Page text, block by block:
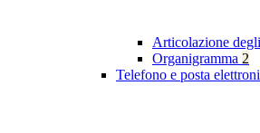
Articolazione
Organigramma 2
Telefono e posta